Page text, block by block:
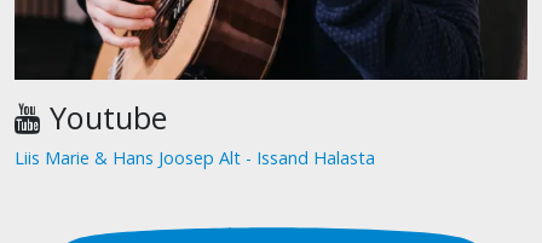
Youtube
Liis Marie & Hans Joosep Alt - Issand Halasta